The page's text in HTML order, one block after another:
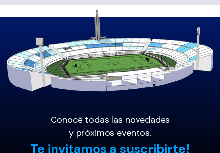
Conocé todas las novedades
y próximos eventos.
Te invitamos a suscribirte!